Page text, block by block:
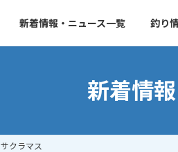
新着情報・ニュース一覧 釣り
新着情
サクラマス